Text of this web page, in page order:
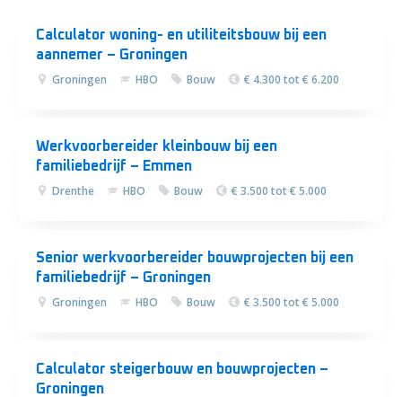
Calculator woning- en utiliteitsbouw bij een
aannemer – Groningen
Groningen HBO Bouw € 4.300 tot € 6.200
Werkvoorbereider kleinbouw bij een
familiebedrijf – Emmen
Drenthe HBO Bouw € 3.500 tot € 5.000
Senior werkvoorbereider bouwprojecten bij een
familiebedrijf – Groningen
Groningen HBO Bouw € 3.500 tot € 5.000
Calculator steigerbouw en bouwprojecten –
Groningen